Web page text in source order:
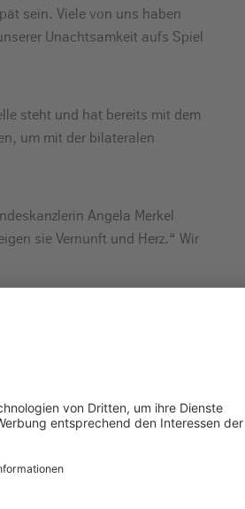
sein. Viele von uns haben
Unachtsamkeit aufs Spiel
steht und hat bereits mit dem
um mit der bilateralen
Angela Merkel
sie Vernunft und Herz.“ Wir